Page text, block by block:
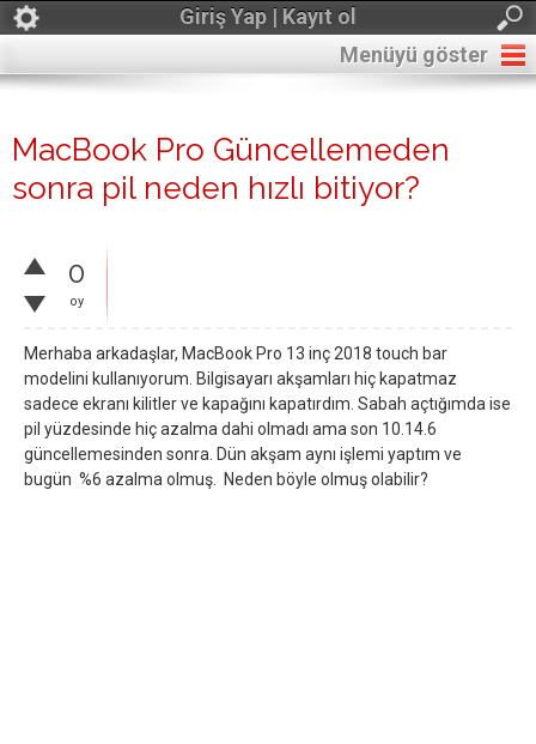
Giriş Yap | Kayıt ol
Menüyü göster
MacBook Pro Güncellemeden
sonra pil neden hızlı bitiyor?
0
oy
Merhaba arkadaşlar, MacBook Pro 13 inç 2018 touch bar
modelini kullanıyorum. Bilgisayarı akşamları hiç kapatmaz
sadece ekranı kilitler ve kapağını kapatırdım. Sabah açtığımda ise
pil yüzdesinde hiç azalma dahi olmadı ama son 10.14.6
güncellemesinden sonra. Dün akşam aynı işlemi yaptım ve
bugün %6 azalma olmuş. Neden böyle olmuş olabilir?